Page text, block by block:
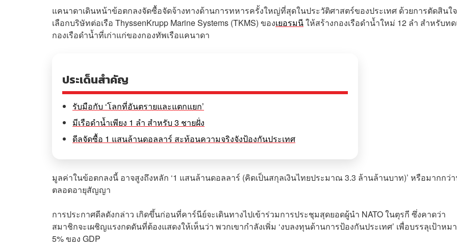
แคนาดาเดินหน้าข้อตกลงจัดซื้อจัดจ้างทางด้านการทหารครั้งใหญ่ที่สุดในประวัติศาสตร์ของประเทศ ด้วยการตัดสินใจ
เลือกบริษัทต่อเรือ ThyssenKrupp Marine Systems (TKMS) ของเยอรมนีให้สร้างกองเรือดำน้ำใหม่ 12 ลำ สำหรับท
กองเรือดำน้ำที่เก่าแก่ของกองทัพเรือแคนาดา
ประเด็นสำคัญ
รับมือกับ ‘โลกที่อันตรายและแตกแยก’
มีเรือดำน้ำเพียง 1 ลำ สำหรับ 3 ชายฝั่ง
ดีลจัดซื้อ 1 แสนล้านดอลลาร์ สะท้อนความจริงจังป้องกันประเทศ
มูลค่าในข้อตกลงนี้ อาจสูงถึงหลัก ‘1 แสนล้านดอลลาร์ (คิดเป็นสกุลเงินไทยประมาณ 3.3 ล้านล้านบาท)’ หรือมากกว่
ตลอดอายุสัญญา
การประกาศดีลดังกล่าว เกิดขึ้นก่อนที่คาร์นีย์จะเดินทางไปเข้าร่วมการประชุมสุดยอดผู้นำ NATO ในตุรกี ซึ่งคาดว่า
สมาชิกจะเผชิญแรงกดดันที่ต้องแสดงให้เห็นว่า พวกเขากำลังเพิ่ม ‘งบลงทุนด้านการป้องกันประเทศ’ เพื่อบรรลุเป้าหม
5% ของ GDP